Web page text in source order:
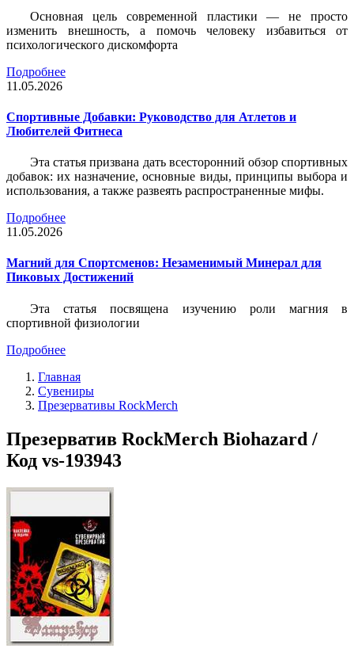
Основная цель современной пластики — не просто
изменить внешность, а помочь человеку избавиться от
психологического дискомфорта
Подробнее
11.05.2026
Спортивные Добавки: Руководство для Атлетов и
Любителей Фитнеса
Эта статья призвана дать всесторонний обзор спортивных
добавок: их назначение, основные виды, принципы выбора и
использования, а также развеять распространенные мифы.
Подробнее
11.05.2026
Магний для Спортсменов: Незаменимый Минерал для
Пиковых Достижений
Эта статья посвящена изучению роли магния в
спортивной физиологии
Подробнее
Главная
Сувениры
Презервативы RockMerch
Презерватив RockMerch Biohazard /
Код vs-193943